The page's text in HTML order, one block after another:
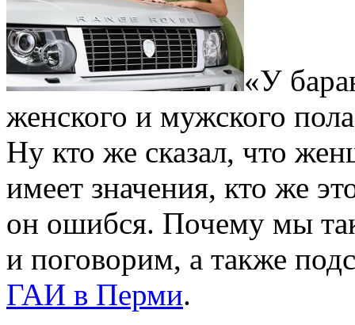
«У
женского и мужского
Ну кто же сказал, что
имеет значения, кто же
он ошибся. Почему мы
и поговорим, а также
ГАИ в Перми.